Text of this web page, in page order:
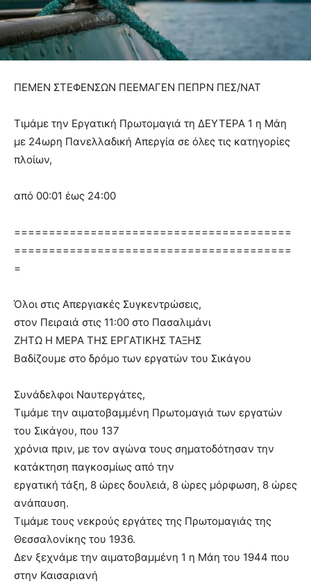
ΠΕΜΕΝ ΣΤΕΦΕΝΣΩΝ ΠΕΕΜΑΓΕΝ ΠΕΠΡΝ ΠΕΣ/ΝΑΤ
Τιμάμε την Εργατική Πρωτομαγιά τη ΔΕΥΤΕΡΑ 1 η Μάη
με 24ωρη Πανελλαδική Απεργία σε όλες τις κατηγορίες
πλοίων,
από 00:01 έως 24:00
========================================
========================================
=
Όλοι στις Απεργιακές Συγκεντρώσεις,
στον Πειραιά στις 11:00 στο Πασαλιμάνι
ΖΗΤΩ Η ΜΕΡΑ ΤΗΣ ΕΡΓΑΤΙΚΗΣ ΤΑΞΗΣ
Βαδίζουμε στο δρόμο των εργατών του Σικάγου
Συνάδελφοι Ναυτεργάτες,
Τιμάμε την αιματοβαμμένη Πρωτομαγιά των εργατών
του Σικάγου, που 137
χρόνια πριν, με τον αγώνα τους σηματοδότησαν την
κατάκτηση παγκοσμίως από την
εργατική τάξη, 8 ώρες δουλειά, 8 ώρες μόρφωση, 8 ώρες
ανάπαυση.
Τιμάμε τους νεκρούς εργάτες της Πρωτομαγιάς της
Θεσσαλονίκης του 1936.
Δεν ξεχνάμε την αιματοβαμμένη 1 η Μάη του 1944 που
στην Καισαριανή